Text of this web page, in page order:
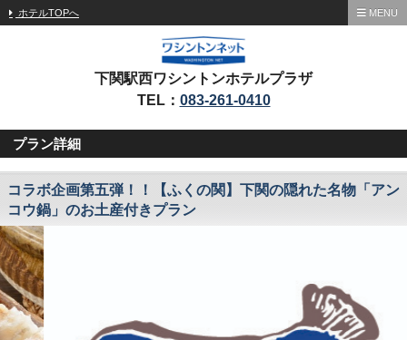
ホテルTOPへ MENU
下関駅西ワシントンホテルプラザ
TEL： 083-261-0410
プラン詳細
コラボ企画第五弾！！【ふくの関】下関の隠れた名物「アン
コウ鍋」のお土産付きプラン